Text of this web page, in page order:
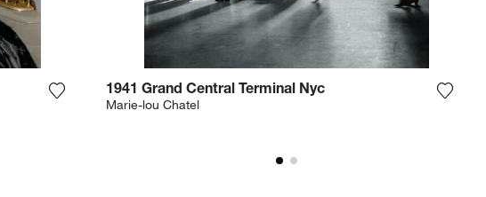
Voeg het product toe aan mijn verlanglijst
1941 Grand Central Terminal Nyc
Marie-lou Chatel Voeg